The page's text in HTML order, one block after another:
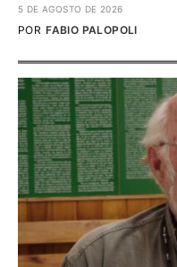
5 DE AGOSTO DE 2026
FABIO PALOPOLI
POR